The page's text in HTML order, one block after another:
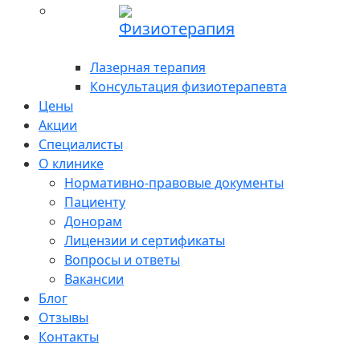
Физиотерапия
Лазерная терапия
Консультация физиотерапевта
Цены
Акции
Специалисты
О клинике
Нормативно-правовые документы
Пациенту
Донорам
Лицензии и сертификаты
Вопросы и ответы
Вакансии
Блог
Отзывы
Контакты